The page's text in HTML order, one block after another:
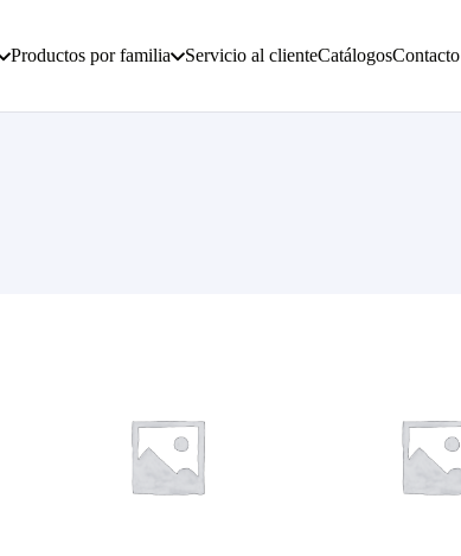
Productos por familia Servicio al clienteCatálogosContacto